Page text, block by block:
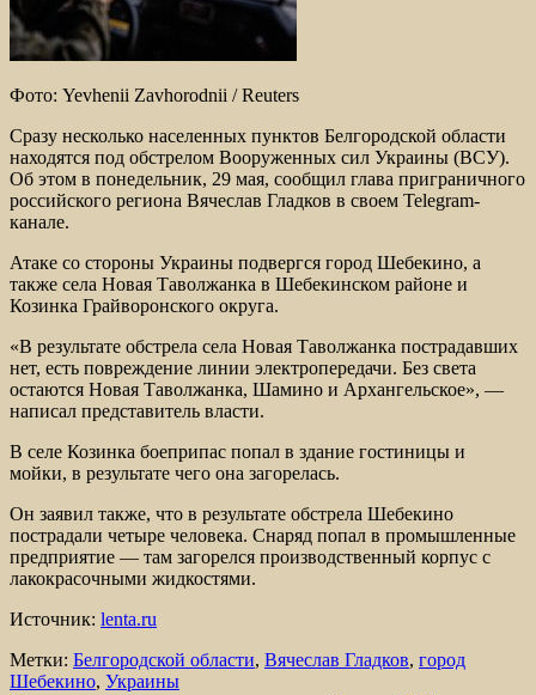
Фото: Yevhenii Zavhorodnii / Reuters
Сразу несколько населенных пунктов Белгородской области
находятся под обстрелом Вооруженных сил Украины (ВСУ).
Об этом в понедельник, 29 мая, сообщил глава приграничного
российского региона Вячеслав Гладков в своем Telegram-
канале.
Атаке со стороны Украины подвергся город Шебекино, а
также села Новая Таволжанка в Шебекинском районе и
Козинка Грайворонского округа.
«В результате обстрела села Новая Таволжанка пострадавших
нет, есть повреждение линии электропередачи. Без света
остаются Новая Таволжанка, Шамино и Архангельское», —
написал представитель власти.
В селе Козинка боеприпас попал в здание гостиницы и
мойки, в результате чего она загорелась.
Он заявил также, что в результате обстрела Шебекино
пострадали четыре человека. Снаряд попал в промышленные
предприятие — там загорелся производственный корпус с
лакокрасочными жидкостями.
Источник: lenta.ru
Метки: Белгородской области, Вячеслав Гладков, город
Шебекино, Украины